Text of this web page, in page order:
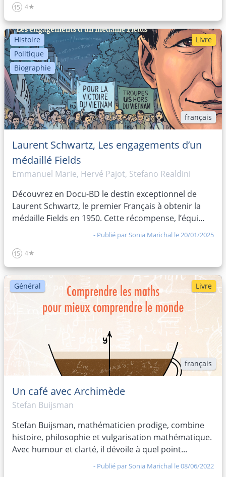
15 4★
Histoire
Politique
Biographie
Livre
français
Laurent Schwartz, Les engagements d’un
médaillé Fields
Emmanuel Marie, Hervé Pajot, Stefano Realdini
Découvrez en Docu-BD le destin exceptionnel de
Laurent Schwartz, le premier Français à obtenir la
médaille Fields en 1950. Cette récompense, l’équi...
- Publié parSonia Marichal le 20/01/2025
15 4★
Général Livre
français
Un café avec Archimède
Stefan Buijsman
Stefan Buijsman, mathématicien prodige, combine
histoire, philosophie et vulgarisation mathématique.
Avec humour et clarté, il dévoile à quel point...
- Publié parSonia Marichal le 08/06/2022